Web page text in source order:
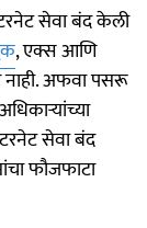
सेवा बंद केली
, एक्स आणि
नाही. अफवा पसरू
सेवा बंद
फौजफाटा